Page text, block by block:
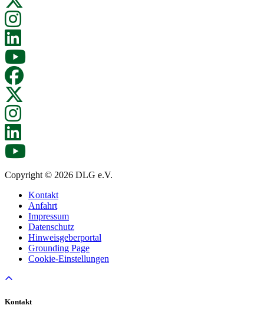
Copyright © 2026 DLG e.V.
Kontakt
Anfahrt
Impressum
Datenschutz
Hinweisgeberportal
Grounding Page
Cookie-Einstellungen
Kontakt